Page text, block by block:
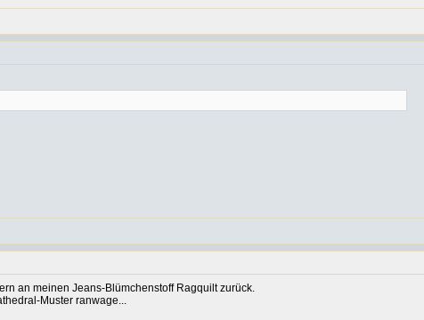
an meinen Jeans-Blümchenstoff Ragquilt zurück.
Muster ranwage...